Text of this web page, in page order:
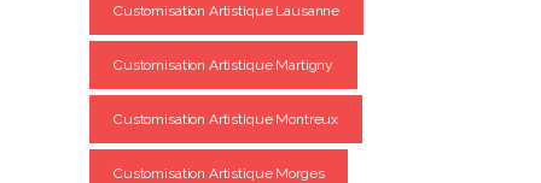
Customisation Artistique Lausanne
Customisation Artistique Martigny
Customisation Artistique Montreux
Customisation Artistique Morges